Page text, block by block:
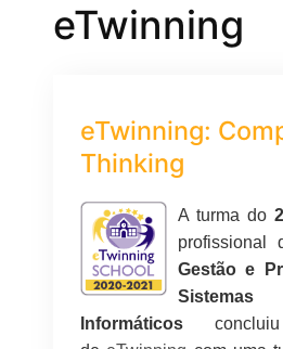
eTwinning
eTwinning:
Thinking
A turma do
profissional
Gestão e
Sistemas
Informáticos